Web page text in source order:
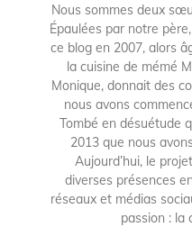
Nous sommes deux
Épaulées par notre
ce blog en 2007, alors
la cuisine de mémé
Monique, donnait des
nous avons
Tombé en désuétude
2013 que nous
Aujourd’hui, le
diverses présences
réseaux et médias
passion : la